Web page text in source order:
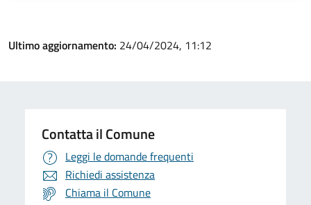
Ultimo aggiornamento: 24/04/2024, 11:12
Contatta il Comune
Leggi le domande frequenti
Richiedi assistenza
Chiama il Comune